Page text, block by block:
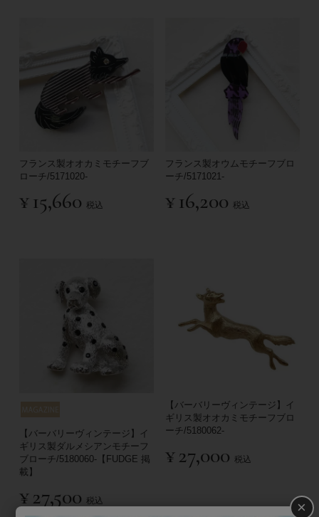
フランス製オオカミモチーフブ
ローチ/5171020-
¥ 15,660 税込
フランス製オウムモチーフブロ
ーチ/5171021-
¥ 16,200 税込
【バーバリーヴィンテージ】イ
ギリス製ダルメシアンモチーフ
ブローチ/5180060-【FUDGE 掲
載】
¥27,500 税込
【バーバリーヴィンテージ】イ
ギリス製オオカミモチーフブロ
ーチ/5180062-
¥27,000 税込
×